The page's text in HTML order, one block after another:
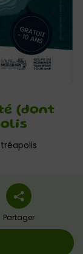
(dont
Partager